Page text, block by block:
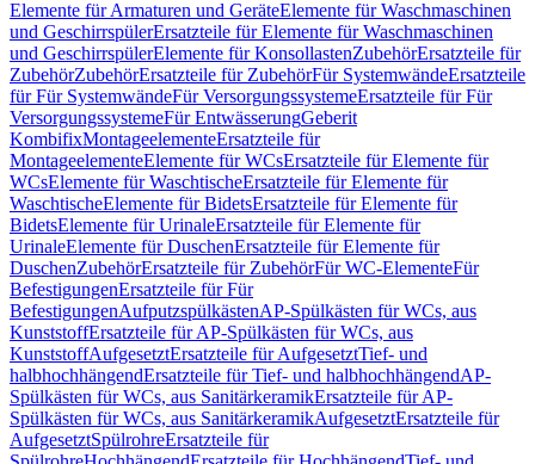
Elemente für Armaturen und GeräteElemente für Waschmaschinen
und GeschirrspülerErsatzteile für Elemente für Waschmaschinen
und GeschirrspülerElemente für KonsollastenZubehörErsatzteile für
ZubehörZubehörErsatzteile für ZubehörFür SystemwändeErsatzteile
für Für SystemwändeFür VersorgungssystemeErsatzteile für Für
VersorgungssystemeFür EntwässerungGeberit
KombifixMontageelementeErsatzteile für
MontageelementeElemente für WCsErsatzteile für Elemente für
WCsElemente für WaschtischeErsatzteile für Elemente für
WaschtischeElemente für BidetsErsatzteile für Elemente für
BidetsElemente für UrinaleErsatzteile für Elemente für
UrinaleElemente für DuschenErsatzteile für Elemente für
DuschenZubehörErsatzteile für ZubehörFür WC-ElementeFür
BefestigungenErsatzteile für Für
BefestigungenAufputzspülkästenAP-Spülkästen für WCs, aus
KunststoffErsatzteile für AP-Spülkästen für WCs, aus
KunststoffAufgesetztErsatzteile für AufgesetztTief- und
halbhochhängendErsatzteile für Tief- und halbhochhängendAP-
Spülkästen für WCs, aus SanitärkeramikErsatzteile für AP-
Spülkästen für WCs, aus SanitärkeramikAufgesetztErsatzteile für
AufgesetztSpülrohreErsatzteile für